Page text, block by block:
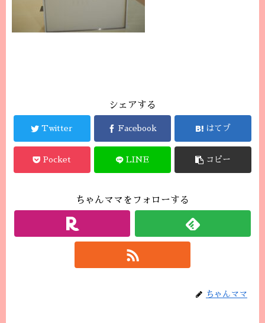
シェアする
Twitter Facebook はてブ
Pocket LINE コピー
ちゃんママをフォローする
ちゃんママ